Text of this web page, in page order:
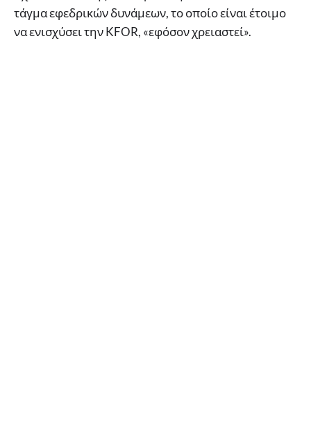
τάγμα εφεδρικών δυνάμεων, το οποίο είναι έτοιμο
να ενισχύσει την KFOR, «εφόσον χρειαστεί».